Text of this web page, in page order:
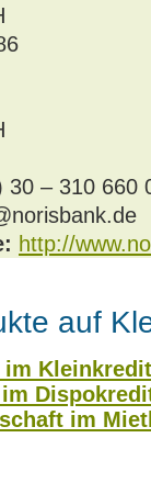
30 – 310 660
http://
auf
im